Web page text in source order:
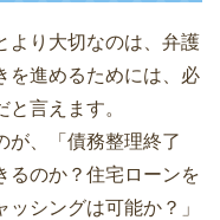
より大切なのは、弁護
を進めるためには、必
言えます。
が、「債務整理終了
るのか？住宅ローンを
シングは可能か？」